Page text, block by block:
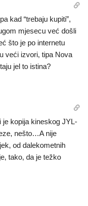
kad “trebaju kupiti”,
mjesecu već došli
što je po internetu
veći izvori, tipa Nova
jel to istina?
je kopija kineskog JYL-
nešto…A nije
od dalekometnih
tako, da je težko